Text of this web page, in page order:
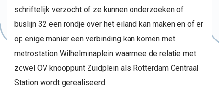
schriftelijk verzocht of ze kunnen onderzoeken of
buslijn 32 een rondje over het eiland kan maken en of er
op enige manier een verbinding kan komen met
metrostation Wilhelminaplein waarmee de relatie met
zowel OV knooppunt Zuidplein als Rotterdam Centraal
Station wordt gerealiseerd.